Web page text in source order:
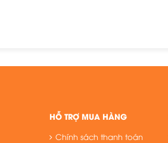
HỖ TRỢ MUA HÀNG
Chính sách thanh toán